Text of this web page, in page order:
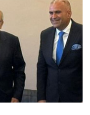
أسرار
متفرقات
نداء القرّاء
خاص الموقع